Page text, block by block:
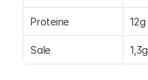
Proteine 12g
Sale 1,3g